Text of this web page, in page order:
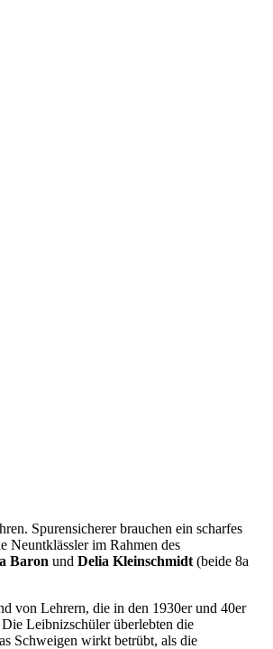
Spurensicherer brauchen ein scharfes
Neuntklässler im Rahmen des
Baron und Delia Kleinschmidt (beide 8a
von Lehrern, die in den 1930er und 40er
Leibnizschüler überlebten die
Schweigen wirkt betrübt, als die